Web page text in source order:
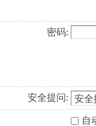
密码:
安全提问:
自